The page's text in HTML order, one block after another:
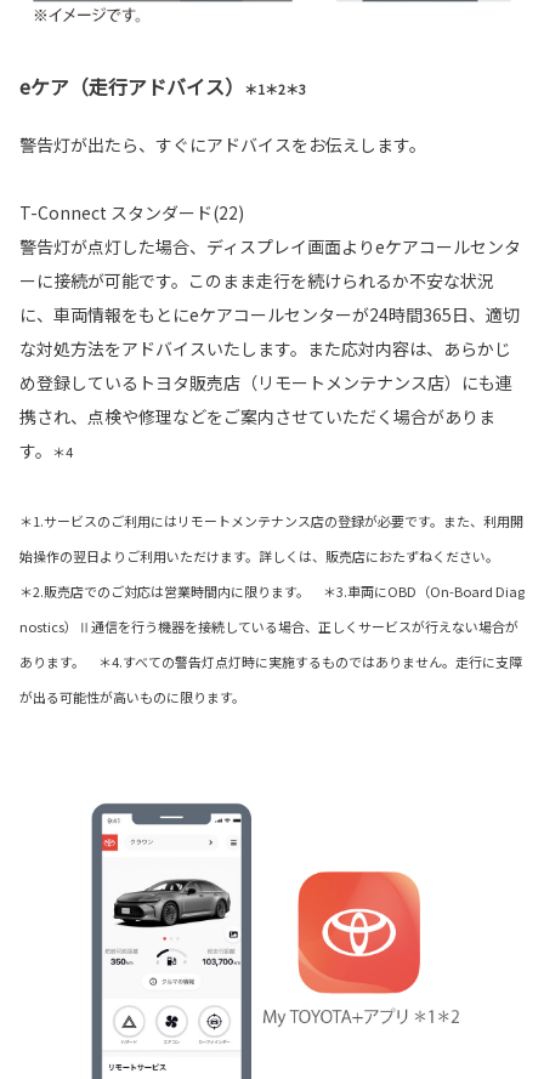
eケア（走行アドバイス） ＊1＊2＊3
警告灯が出たら、すぐにアドバイスをお伝えします。
T-Connect スタンダード(22)
警告灯が点灯した場合、ディスプレイ画面よりeケアコールセンタ
ーに接続が可能です。このまま走行を続けられるか不安な状況
に、車両情報をもとにeケアコールセンターが24時間365日、適切
な対処方法をアドバイスいたします。また応対内容は、あらかじ
め登録しているトヨタ販売店（リモートメンテナンス店）にも連
携され、点検や修理などをご案内させていただく場合がありま
す。
＊4
＊1.サービスのご利用にはリモートメンテナンス店の登録が必要です。また、利用開
始操作の翌日よりご利用いただけます。詳しくは、販売店におたずねください。
＊2.販売店でのご対応は営業時間内に限ります。 ＊3.車両にOBD（On-Board Diag
nostics）Ⅱ通信を行う機器を接続している場合、正しくサービスが行えない場合が
あります。 ＊4.すべての警告灯点灯時に実施するものではありません。走行に支障
が出る可能性が高いものに限ります。